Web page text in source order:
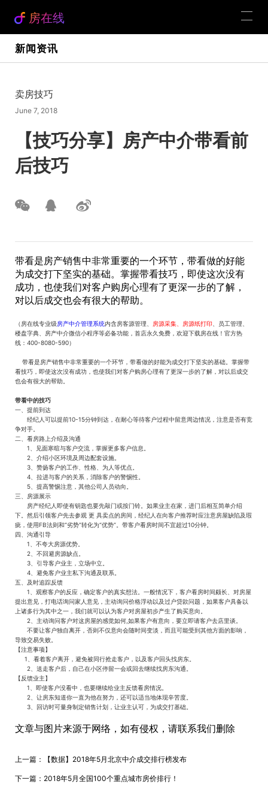
房在线
新闻资讯
卖房技巧
June 7, 2018
【技巧分享】房产中介带看前
后技巧
带看是房产销售中非常重要的一个环节，带看做的好能
为成交打下坚实的基础。掌握带看技巧，即使这次没有
成功，也使我们对客户购房心理有了更深一步的了解，
对以后成交也会有很大的帮助。
（房在线专业级房产中介管理系统内含房客源管理、 房源采集、房源纸打印 、员工管理、
楼盘字典、房产中介微信小程序等必备功能，首店永久免费，欢迎下载房在线！官方热
线：400-8080-590）
带看是房产销售中非常重要的一个环节，带看做的好能为成交打下坚实的基础。掌握带
看技巧，即使这次没有成功，也使我们对客户购房心理有了更深一步的了解，对以后成交
也会有很大的帮助。
带看中的技巧
一、提前到达
经纪人可以提前10-15分钟到达，在耐心等待客户过程中留意周边情况，注意是否有竞
争对手。
二、看房路上介绍及沟通
1、见面寒暄与客户交流，掌握更多客户信息。
2、介绍小区环境及周边配套设施。
3、赞扬客户的工作、性格、为人等优点。
4、拉进与客户的关系，消除客户的警惕性。
5、提高警惕注意，其他公司人员动向。
三、房源展示
房产经纪人即使有钥匙也要先敲门或按门铃。如果业主在家，进门后相互简单介绍
下。然后引领客户先去参观 更 具卖点的房间，经纪人在向客户推荐时应注意房屋缺陷及瑕
疵，使用FB法则和“劣势”转化为“优势”。带客户看房时间不宜超过10分钟。
四、沟通引导
1、不夸大房源优势。
2、不回避房源缺点。
3、引导客户业主，立场中立。
4、避免客户业主私下沟通及联系。
五、及时追踪反馈
1、观察客户的反应，确定客户的真实想法。一般情况下，客户看房时间颇长、对房屋
提出意见，打电话询问家人意见，主动询问价格浮动以及过户贷款问题，如果客户具备以
上诸多行为其中之一，我们就可以认为客户对房屋初步产生了购买意向。
2、主动询问客户对这房屋的感觉如何,如果客户有意向，要立即请客户去店里谈。
不要让客户独自离开，否则不仅意向会随时间变淡，而且可能受到其他方面的影响，
导致交易失败。
【注意事项】
1、看着客户离开，避免被同行抢走客户，以及客户回头找房东。
2、送走客户后，自己在小区停留一会或回去继续找房东沟通。
【反馈业主】
1、即使客户没看中，也要继续给业主反馈看房情况。
2、让房东知道你一直为他在努力，还可以适当地体现辛苦度。
3、回访时可量身制定销售计划，让业主认可，为成交打基础。
文章与图片来源于网络，如有侵权，请联系我们删除
上一篇： 【数据】2018年5月北京中介成交排行榜发布
下一篇： 2018年5月全国100个重点城市房价排行！